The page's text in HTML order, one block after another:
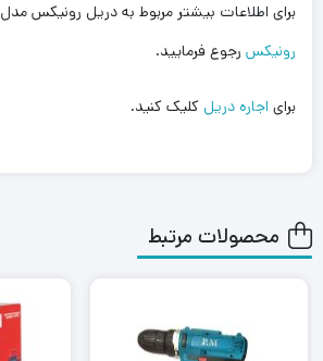
برای اطلاعات بیشتر مربوط به دریل رونیکس مدل 2106c به سایت
رونیکس رجوع فرمایید.
برای اجاره دریل کلیک کنید.
محصولات مرتبط